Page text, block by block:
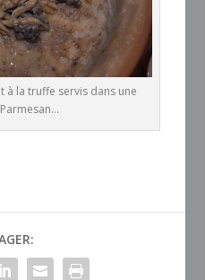
à la truffe servis dans une